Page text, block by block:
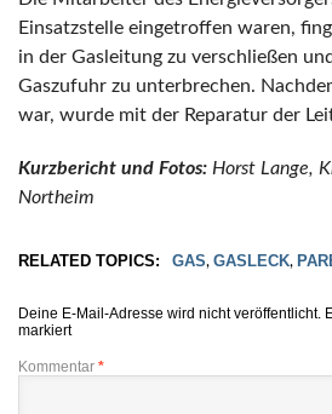
Einsatzstelle eingetroffen waren,
in der Gasleitung zu verschließen
Gaszufuhr zu unterbrechen.
war, wurde mit der Reparatur der
Kurzbericht und Fotos: Horst Lange,
Northeim
RELATED TOPICS: GAS, GASLECK,
Deine E-Mail-Adresse wird nicht veröffentlicht.
markiert
Kommentar *